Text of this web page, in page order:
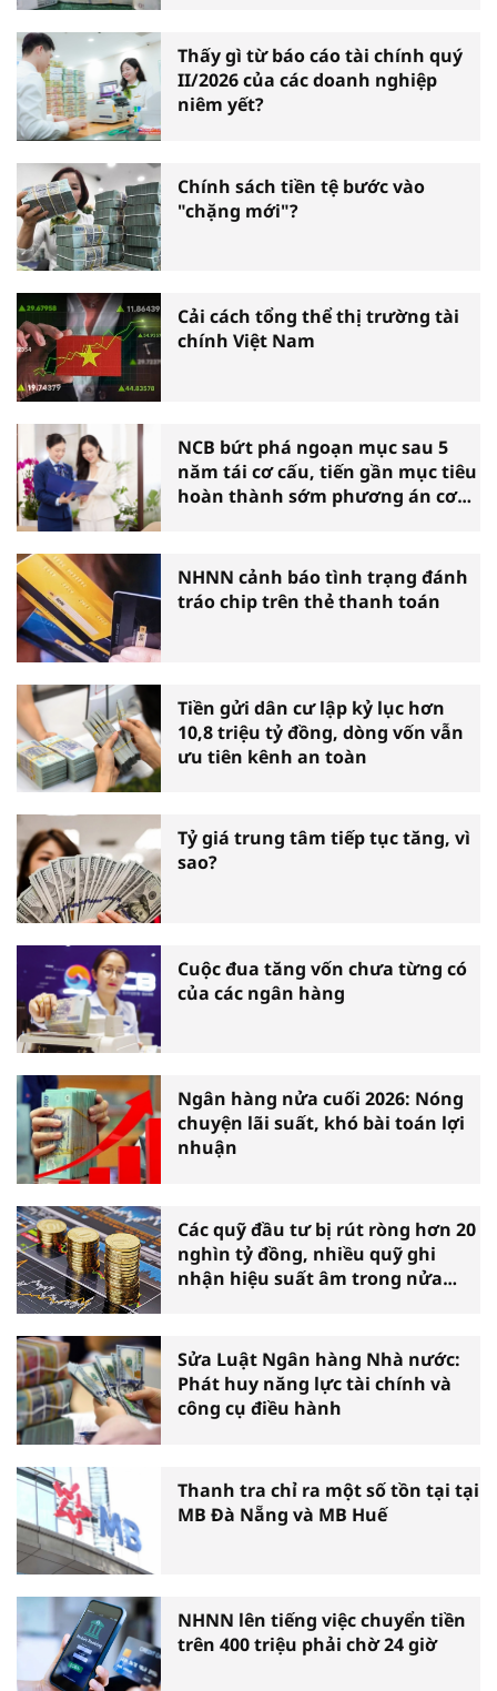
Thấy gì từ báo cáo tài chính quý
II/2026 của các doanh nghiệp
niêm yết?
Chính sách tiền tệ bước vào
"chặng mới"?
Cải cách tổng thể thị trường tài
chính Việt Nam
NCB bứt phá ngoạn mục sau 5
năm tái cơ cấu, tiến gần mục tiêu
hoàn thành sớm phương án cơ
NHNN cảnh báo tình trạng đánh
tráo chip trên thẻ thanh toán
Tiền gửi dân cư lập kỷ lục hơn
10,8 triệu tỷ đồng, dòng vốn vẫn
ưu tiên kênh an toàn
Tỷ giá trung tâm tiếp tục tăng, vì
sao?
Cuộc đua tăng vốn chưa từng có
của các ngân hàng
Ngân hàng nửa cuối 2026: Nóng
chuyện lãi suất, khó bài toán lợi
nhuận
Các quỹ đầu tư bị rút ròng hơn 20
nghìn tỷ đồng, nhiều quỹ ghi
nhận hiệu suất âm trong nửa
Sửa Luật Ngân hàng Nhà nước:
Phát huy năng lực tài chính và
công cụ điều hành
Thanh tra chỉ ra một số tồn tại tại
MB Đà Nẵng và MB Huế
NHNN lên tiếng việc chuyển tiền
trên 400 triệu phải chờ 24 giờ